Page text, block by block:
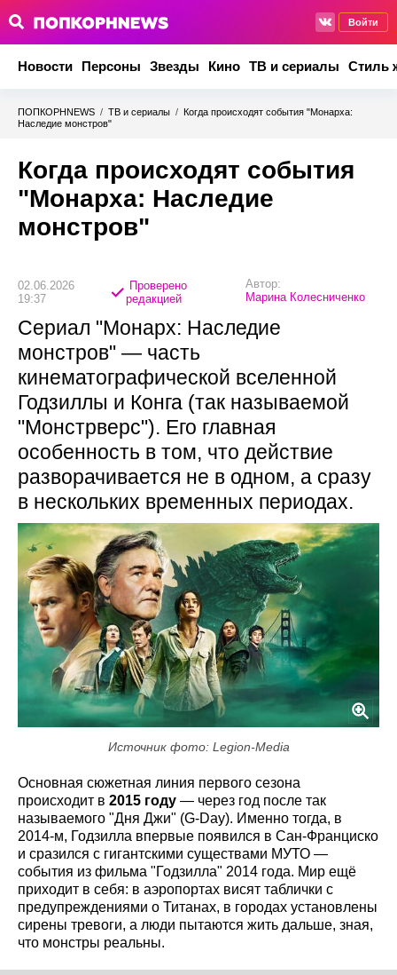
Войти
Новости Персоны Звезды Кино ТВ и сериалы Стиль
ПОПКОРНNEWS / ТВ и сериалы / Когда происходят события "Монарха:
Наследие монстров"
Когда происходят события
"Монарха: Наследие
монстров"
02.06.2026
19:37
Проверено
редакцией
Автор:
Марина Колесниченко
Сериал "Монарх: Наследие
монстров" — часть
кинематографической вселенной
Годзиллы и Конга (так называемой
"Монстрверс"). Его главная
особенность в том, что действие
разворачивается не в одном, а сразу
в нескольких временных периодах.
Источник фото: Legion-Media
Основная сюжетная линия первого сезона
происходит в 2015 году — через год после так
называемого "Дня Джи" (G-Day). Именно тогда, в
2014-м, Годзилла впервые появился в Сан-Франциско
и сразился с гигантскими существами МУТО —
события из фильма "Годзилла" 2014 года. Мир ещё
приходит в себя: в аэропортах висят таблички с
предупреждениями о Титанах, в городах установлены
сирены тревоги, а люди пытаются жить дальше, зная,
что монстры реальны.